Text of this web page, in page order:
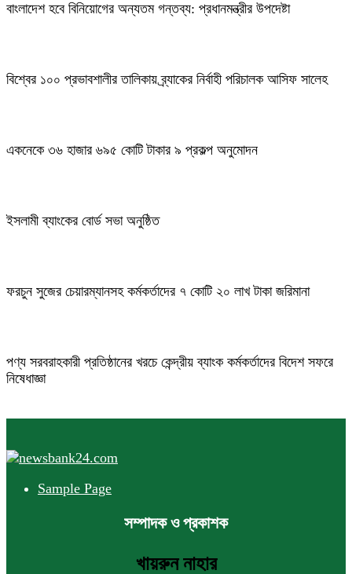
বাংলাদেশ হবে বিনিয়োগের অন্যতম গন্তব্য: প্রধানমন্ত্রীর উপদেষ্টা
বিশ্বের ১০০ প্রভাবশালীর তালিকায় ব্র্যাকের নির্বাহী পরিচালক আসিফ সালেহ
একনেকে ৩৬ হাজার ৬৯৫ কোটি টাকার ৯ প্রকল্প অনুমোদন
ইসলামী ব্যাংকের বোর্ড সভা অনুষ্ঠিত
ফরচুন সুজের চেয়ারম্যানসহ কর্মকর্তাদের ৭ কোটি ২০ লাখ টাকা জরিমানা
পণ্য সরবরাহকারী প্রতিষ্ঠানের খরচে কেন্দ্রীয় ব্যাংক কর্মকর্তাদের বিদেশ সফরে
নিষেধাজ্ঞা
Sample Page
সম্পাদক ও প্রকাশক
খায়রুন নাহার